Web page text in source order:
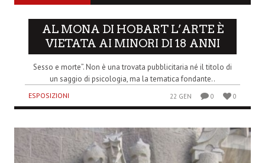
AL MONA DI HOBART L’ARTE È
VIETATA AI MINORI DI 18 ANNI
Sesso e morte”. Non è una trovata pubblicitaria né il titolo di
un saggio di psicologia, ma la tematica fondante..
ESPOSIZIONI 22 GEN 0 0